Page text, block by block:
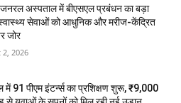
जनरल अस्पताल में बीएसएल प्रबंधन का बड़ा
सेवाओं को आधुनिक और मरीज-केंद्रित
जोर
2, 2026
में 91 पीएम इंटर्न्स का प्रशिक्षण शुरू, ₹9,000